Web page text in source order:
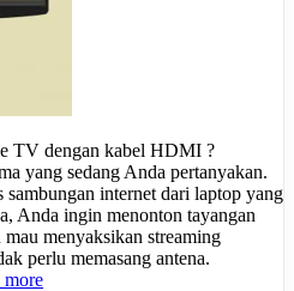
TV dengan kabel HDMI ?
yang sedang Anda pertanyakan.
internet dari laptop yang
Anda ingin menonton tayangan
menyaksikan streaming
perlu memasang antena.
more